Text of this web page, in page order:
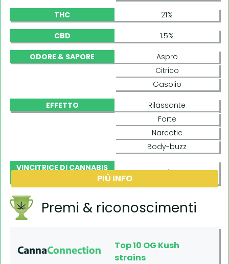
THC 21%
CBD 1.5%
ODORE & SAPORE
Aspro
Citrico
Gasolio
EFFETTO
Rilassante
Forte
Narcotic
Body-buzz
VINCITRICE DI CANNABIS
Sì
PIÙ INFO
Premi & riconoscimenti
Top 10 OG Kush
strains